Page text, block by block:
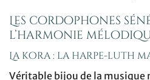
Les cordophones
l’harmonie
La kora : la harpe-luth
Véritable bijou de la musique